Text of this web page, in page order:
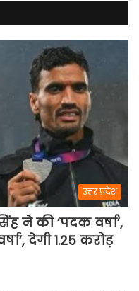
उत्तर प्रदेश
ने की ‘पदक वर्षा’,
देगी 1.25 करोड़